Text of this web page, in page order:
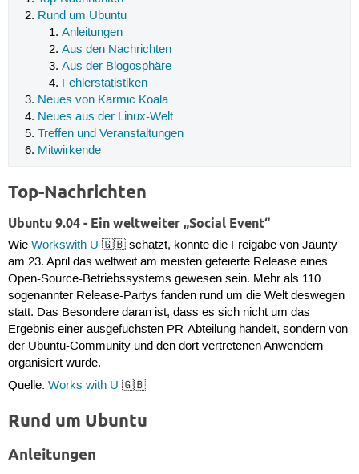
Rund um Ubuntu
Anleitungen
Aus den Nachrichten
Aus der Blogosphäre
Fehlerstatistiken
Neues von Karmic Koala
Neues aus der Linux-Welt
Treffen und Veranstaltungen
Mitwirkende
Top-Nachrichten
Ubuntu 9.04 - Ein weltweiter „Social Event“
Wie Workswith U 🇬🇧 schätzt, könnte die Freigabe von Jaunty
am 23. April das weltweit am meisten gefeierte Release eines
Open-Source-Betriebssystems gewesen sein. Mehr als 110
sogenannter Release-Partys fanden rund um die Welt deswegen
statt. Das Besondere daran ist, dass es sich nicht um das
Ergebnis einer ausgefuchsten PR-Abteilung handelt, sondern von
der Ubuntu-Community und den dort vertretenen Anwendern
organisiert wurde.
Quelle: Works with U 🇬🇧
Rund um Ubuntu
Anleitungen